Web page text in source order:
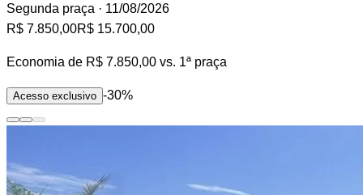
Segunda praça · 11/08/2026
R$ 7.850,00R$ 15.700,00
Economia de R$ 7.850,00 vs. 1ª praça
Acesso exclusivo -30%